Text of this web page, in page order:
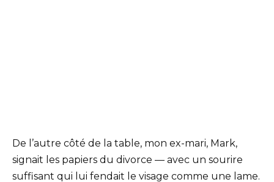
De l’autre côté de la table, mon ex-mari, Mark,
signait les papiers du divorce — avec un sourire
suffisant qui lui fendait le visage comme une lame.